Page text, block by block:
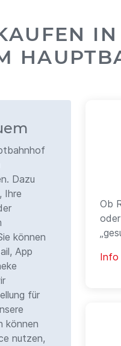
IN
Dazu
Ihre
können
App
für
können
nutzen,
Ob
Info